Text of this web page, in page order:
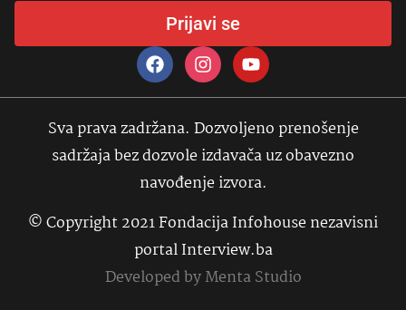
Prijavi se
Sva prava zadržana. Dozvoljeno prenošenje
sadržaja bez dozvole izdavača uz obavezno
navođenje izvora.
© Copyright 2021 Fondacija Infohouse nezavisni
portal Interview.ba
Developed byMenta Studio